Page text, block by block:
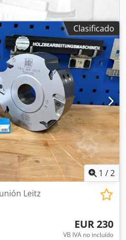
Clasificado
1 /2
Leitz
EUR 230
VB IVA no incluído